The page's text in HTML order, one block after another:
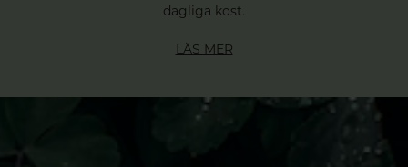
dagliga kost.
LÄS MER